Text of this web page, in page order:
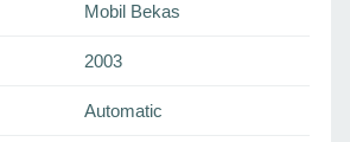
Mobil Bekas
2003
Automatic